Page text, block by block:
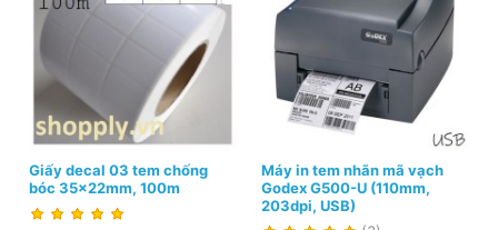
Giấy decal 03 tem chống
bóc 35x22mm, 100m
Máy in tem nhãn mã vạch
Godex G500-U (110mm,
203dpi, USB)